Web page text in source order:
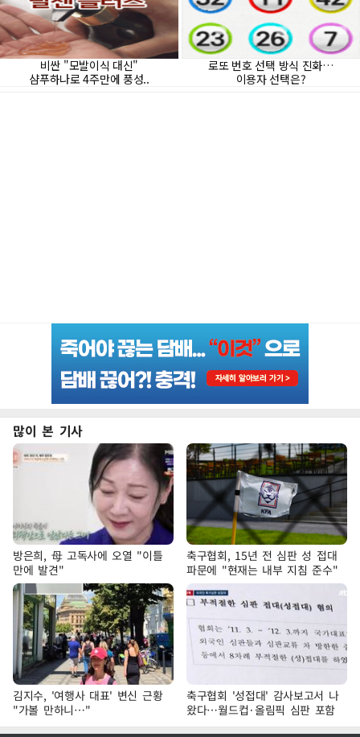
많이 본 기사
방은희, 母 고독사에 오열 "이틀
만에 발견"
축구협회, 15년 전 심판 성 접대
파문에 "현재는 내부 지침 준수"
김지수, '여행사 대표' 변신 근황
"가볼 만하니…"
축구협회 '성접대' 감사보고서 나
왔다…월드컵·올림픽 심판 포함